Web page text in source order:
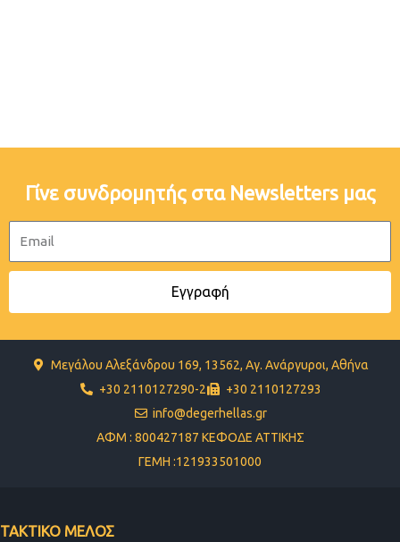
Γίνε συνδρομητής στα Newsletters μας
Εγγραφή
Μεγάλου Αλεξάνδρου 169, 13562, Αγ. Ανάργυροι, Αθήνα
+30 2110127290-2
+30 2110127293
info@degerhellas.gr
ΑΦΜ : 800427187 ΚΕΦΟΔΕ ΑΤΤΙΚΗΣ
ΓΕΜΗ :121933501000
ΤΑΚΤΙΚΟ ΜΕΛΟΣ